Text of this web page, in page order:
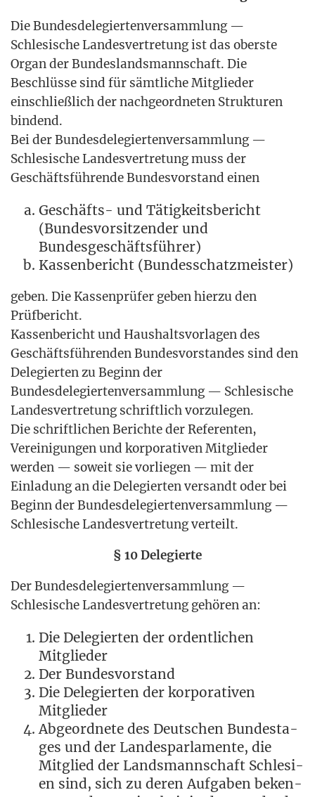
Die Bun­des­de­le­gier­ten­ver­samm­lung —
Schle­si­sche Lan­des­ver­tre­tung ist das obers­te
Organ der Bun­des­lands­mann­schaft. Die
Beschlüs­se sind für sämt­li­che Mit­glie­der
ein­schließ­lich der nach­ge­ord­ne­ten Struk­tu­ren
bindend.
Bei der Bun­des­de­le­gier­ten­ver­samm­lung —
Schle­si­sche Lan­des­ver­tre­tung muss der
Geschäfts­füh­ren­de Bun­des­vor­stand einen
Geschäfts- und Tätig­keits­be­richt
(Bun­des­vor­sit­zen­der und
Bundesgeschäftsführer)
Kas­sen­be­richt (Bun­des­schatz­meis­ter)
geben. Die Kas­sen­prü­fer geben hier­zu den
Prüfbericht.
Kas­sen­be­richt und Haus­halts­vor­la­gen des
Geschäfts­füh­ren­den Bun­des­vor­stan­des sind den
Dele­gier­ten zu Beginn der
Bun­des­de­le­gier­ten­ver­samm­lung — Schle­si­sche
Lan­des­ver­tre­tung schrift­lich vorzulegen.
Die schrift­li­chen Berich­te der Refe­ren­ten,
Ver­ei­ni­gun­gen und kor­po­ra­ti­ven Mit­glie­der
wer­den — soweit sie vor­lie­gen — mit der
Ein­la­dung an die Dele­gier­ten ver­sandt oder bei
Beginn der Bun­des­de­le­gier­ten­ver­samm­lung —
Schle­si­sche Lan­des­ver­tre­tung verteilt.
§ 10 Delegierte
Der Bun­des­de­le­gier­ten­ver­samm­lung —
Schle­si­sche Lan­des­ver­tre­tung gehö­ren an:
Die Dele­gier­ten der ordent­li­chen
Mitglieder
Der Bun­des­vor­stand
Die Dele­gier­ten der kor­po­ra­ti­ven
Mitglieder
Abge­ord­ne­te des Deut­schen Bun­des­ta­
ges und der Lan­des­par­la­men­te, die
Mit­glied der Lands­mann­schaft Schle­si­
en sind, sich zu deren Auf­ga­ben beken­